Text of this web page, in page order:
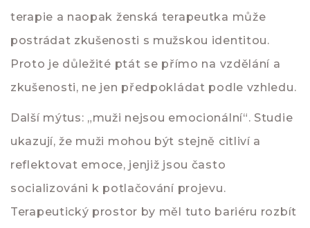
terapie a naopak ženská terapeutka může
postrádat zkušenosti s mužskou identitou.
Proto je důležité ptát se přímo na vzdělání a
zkušenosti, ne jen předpokládat podle vzhledu.
Další mýtus: „muži nejsou emocionální“. Studie
ukazují, že muži mohou být stejně citliví a
reflektovat emoce, jenjiž jsou často
socializováni k potlačování projevu.
Terapeutický prostor by měl tuto bariéru rozbít